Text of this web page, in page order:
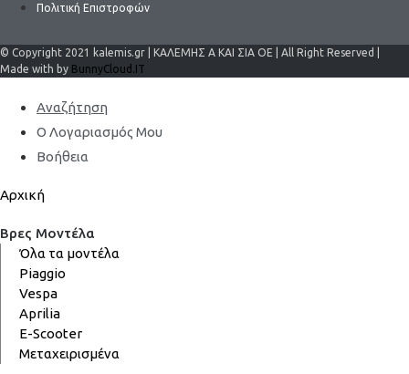
Πολιτική Επιστροφών
© Copyright 2021 kalemis.gr | ΚΑΛΕΜΗΣ Α ΚΑΙ ΣΙΑ ΟΕ | All Right Reserved |
Made with by BunnyCloud.IT
Αναζήτηση
Ο Λογαριασμός Μου
Βοήθεια
Αρχική
Βρες Μοντέλα
Όλα τα μοντέλα
Piaggio
Vespa
Aprilia
E-Scooter
Μεταχειρισμένα